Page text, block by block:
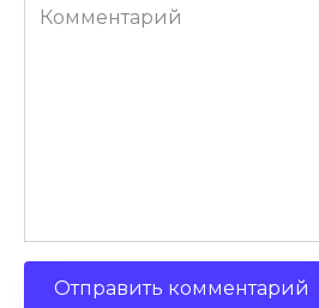
Комментарий